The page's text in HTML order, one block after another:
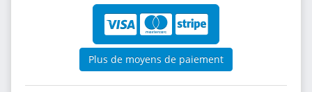
Plus de moyens de paiement